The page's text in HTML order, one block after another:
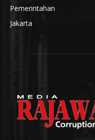
Pemerintahan
Jakarta